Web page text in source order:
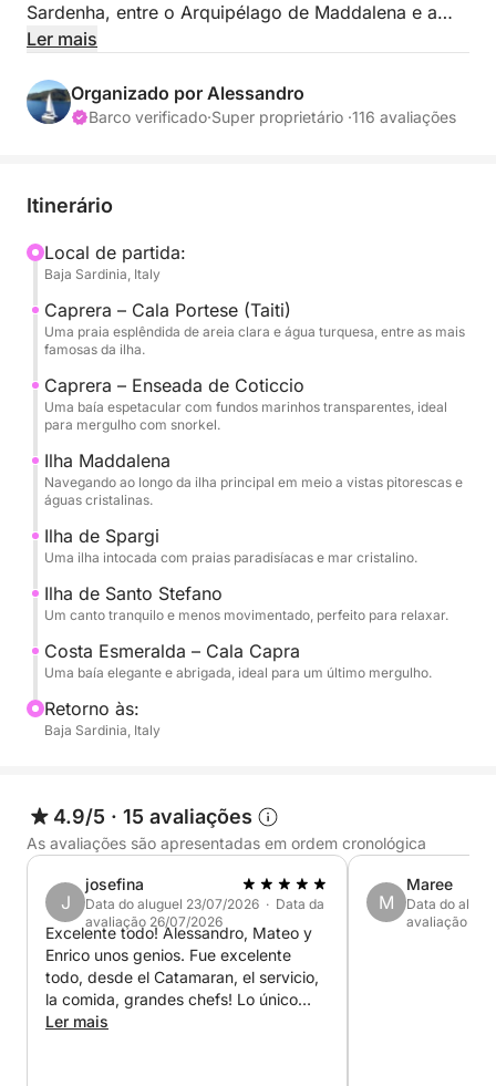
Sardenha, entre o Arquipélago de Maddalena e a
Costa Esmeralda. Um dia pensado para quem
meio a águas cristalinas, enseadas escondidas e
paisagens naturais únicas.
das ilhas mais cativantes do arquipélago, famosa
cristalinas, semelhantes às do Caribe. Aqui
encontram-se algumas das baías mais emblemáticas
da Sardenha, perfeitas para nadar e praticar
snorkeling.
O passeio continua em direção a La Maddalena e à
ilha de Spargi, onde a natureza permanece
preservada e as praias oferecem paisagens de tirar
o fôlego. Ao longo do dia, estão previstas diversas
paradas para nadar e relaxar a bordo, aproveitando
Esmeralda, navegando por trechos elegantes e
pitorescos do litoral até chegarmos a baías
exclusivas como Cala Capra e a Ilha de Santo
Stefano, perfeitas para uma última parada antes de
retornarmos.
Uma experiência completa que combina as águas
mais belas do arquipélago com a elegância da
Ler mais
Organizado por Alessandro
Barco verificado·Super proprietário ·116 avaliações
Itinerário
Local de partida:
Baja Sardinia, Italy
Caprera – Cala Portese (Taiti)
Uma praia esplêndida de areia clara e água turquesa, entre as mais
famosas da ilha.
Caprera – Enseada de Coticcio
Uma baía espetacular com fundos marinhos transparentes, ideal
para mergulho com snorkel.
Ilha Maddalena
Navegando ao longo da ilha principal em meio a vistas pitorescas e
águas cristalinas.
Ilha de Spargi
Uma ilha intocada com praias paradisíacas e mar cristalino.
Ilha de Santo Stefano
Um canto tranquilo e menos movimentado, perfeito para relaxar.
Costa Esmeralda – Cala Capra
Uma baía elegante e abrigada, ideal para um último mergulho.
Retorno às:
Baja Sardinia, Italy
4.9/5 · 15 avaliações
As avaliações são apresentadas em ordem cronológica
J
josefina
Data do aluguel 23/07/2026 · Data da
avaliação 26/07/2026
Excelente todo! Alessandro, Mateo y
Enrico unos genios. Fue excelente
todo, desde el Catamaran, el servicio,
la comida, grandes chefs! Lo único
que mejoraría es poder tener más claro
Ler mais
M
Maree
Data do
avaliação 19/